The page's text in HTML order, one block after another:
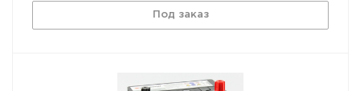
Под заказ